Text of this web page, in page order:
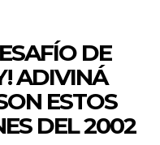
DE
ADIVINÁ
ESTOS
DEL 2002